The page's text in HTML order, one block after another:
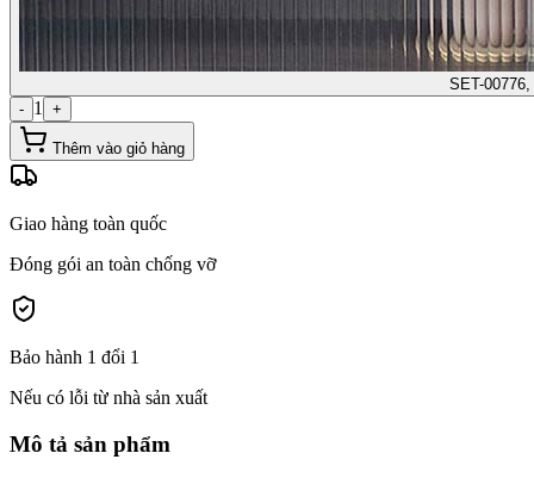
SET-
- 1 +
Thêm vào giỏ hàng
Giao hàng toàn quốc
Đóng gói an toàn chống vỡ
Bảo hành 1 đổi 1
Nếu có lỗi từ nhà sản xuất
Mô tả sản phẩm